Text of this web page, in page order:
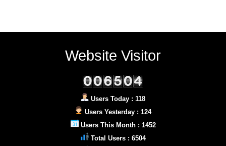
Website Visitor
Users Today : 118
Users Yesterday : 124
Users This Month : 1452
Total Users : 6504